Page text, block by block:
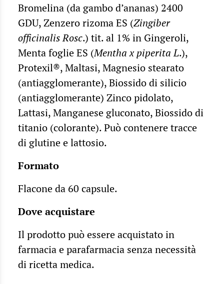
Bromelina (da gambo d’ananas) 2400
GDU, Zenzero rizoma ES (Zingiber
officinalis Rosc.) tit. al 1% in Gingeroli,
Menta foglie ES (Mentha x piperita L.),
Protexil®, Maltasi, Magnesio stearato
(antiagglomerante), Biossido di silicio
(antiagglomerante) Zinco pidolato,
Lattasi, Manganese gluconato, Biossido di
titanio (colorante). Può contenere tracce
di glutine e lattosio.
Formato
Flacone da 60 capsule.
Dove acquistare
Il prodotto può essere acquistato in
farmacia e parafarmacia senza necessità
di ricetta medica.